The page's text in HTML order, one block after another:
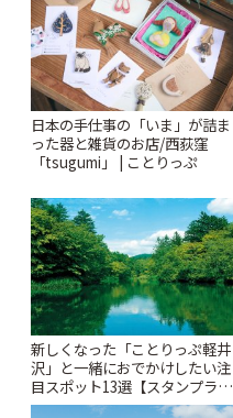
日本の手仕事の「いま」が詰ま
った器と雑貨のお店/西荻窪
「tsugumi」 | ことりっぷ
新しくなった「ことりっぷ軽井
沢」と一緒におでかけしたい注
目スポット13選【スタンプラリ
ー開催中】 | ことりっぷ